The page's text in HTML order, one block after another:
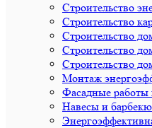
Строительство
Строительство
Строительство
Строительство
Строительство
Монтаж
Фасадные работы
Навесы и барбекю